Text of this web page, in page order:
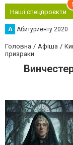
Наші спецпроєкти
А Абитуриенту 2020
Головна Афіша
призраки